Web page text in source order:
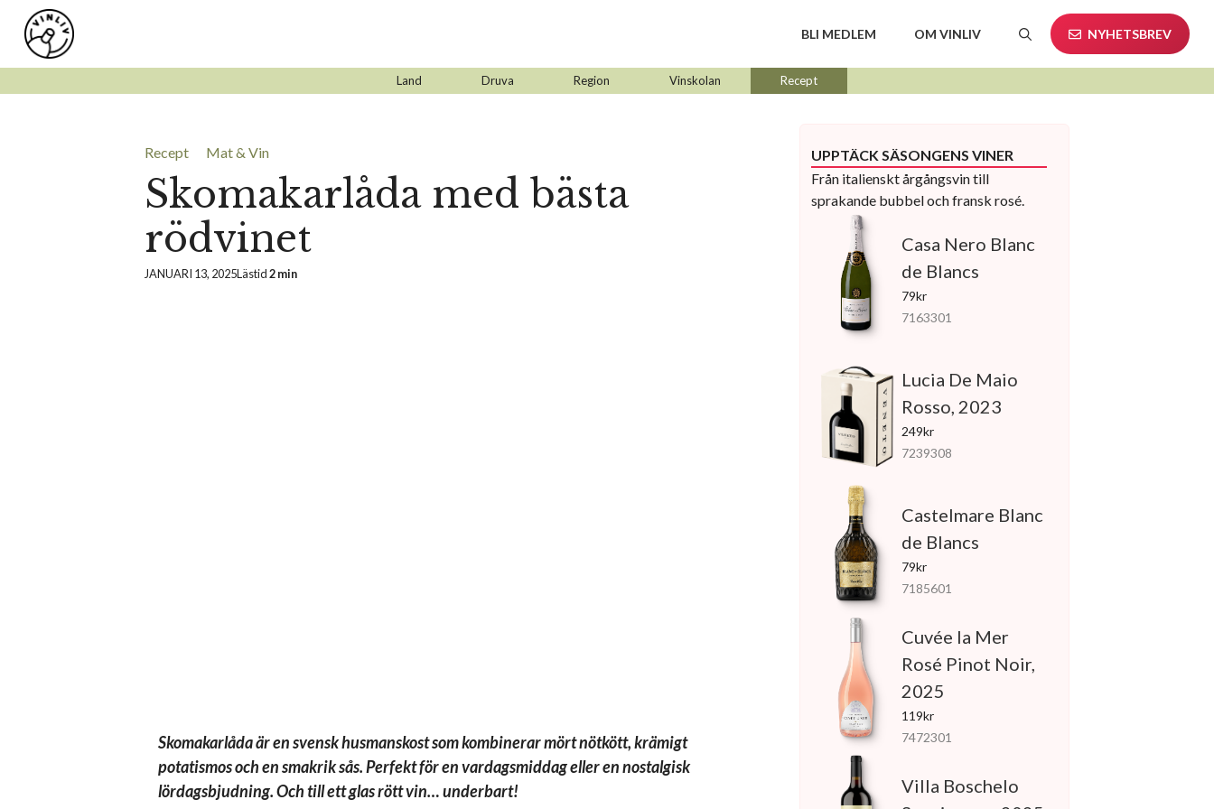
Hoppa
innehåll
BLI MEDLEM OM VINLIV NYHETSBREV
Land Druva Region Vinskolan Recept
Recept Mat & Vin
Skomakarlåda med bästa
rödvinet
JANUARI 13, 2025Lästid2 min
Skomakarlåda är en svensk husmanskost som kombinerar mört nötkött, krämigt
potatismos och en smakrik sås. Perfekt för en vardagsmiddag eller en nostalgisk
lördagsbjudning. Och till ett glas rött vin… underbart!
UPPTÄCK SÄSONGENS VINER
Från italienskt årgångsvin till
sprakande bubbel och fransk rosé.
Casa Nero Blanc
de Blancs
79kr
7163301
Lucia De Maio
Rosso, 2023
249kr
7239308
Castelmare Blanc
de Blancs
79kr
7185601
Cuvée la Mer
Rosé Pinot Noir,
2025
119kr
7472301
Villa Boschelo